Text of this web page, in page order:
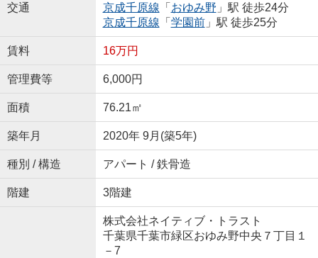
交通
京成千原線 「 おゆみ野 」駅 徒歩24分
京成千原線 「 学園前」駅 徒歩25分
賃料 16万円
管理費等 6,000円
面積 76.21㎡
築年月 2020年 9月(築5年)
種別 / 構造 アパート / 鉄骨造
階建 3階建
株式会社ネイティブ・トラスト
千葉県千葉市緑区おゆみ野中央７丁目１
－7